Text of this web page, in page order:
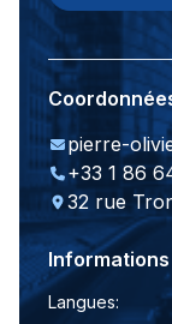
pierre-
+33 1 86
32 rue
Langues: